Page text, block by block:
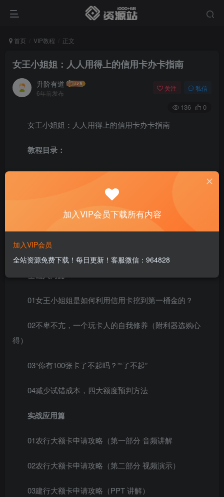
首页 VIP教程 正文
女王小姐姐：人人用得上的信用卡办卡指南
升阶有道
6年前发布
关注 私信
136 0
女王小姐姐：人人用得上的信用卡办卡指南
教程目录：
直播回放
申卡法则之天时地利人和
功夫财经直播回放丨玩卡的三大流派深度解析
基础入门篇
01女王小姐姐是如何利用信用卡挖到第一桶金的？
02不卑不亢，一个玩卡人的自我修养（附利器选购心
得）
03“你有100张卡了不起吗？”“了不起”
04减少试错成本，四大额度预判方法
实战应用篇
01农行大额卡申请攻略（第一部分 音频讲解
02农行大额卡申请攻略（第二部分 视频演示）
03建行大额卡申请攻略（PPT 讲解）
加入VIP会员下载所有内容
加入VIP会员
全站资源免费下载！每日更新！客服微信：964828